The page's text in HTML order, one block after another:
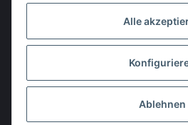
Alle
Ablehnen